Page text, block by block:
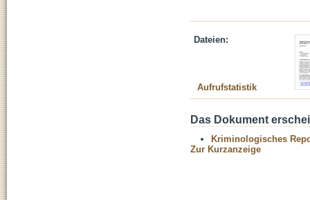
Dateien:
Aufrufstatistik
Das Dokument
Kriminologisches
Zur Kurzanzeige